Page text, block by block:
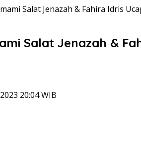
Salat Jenazah & Fahira Idris
Salat Jenazah &
20:04 WIB